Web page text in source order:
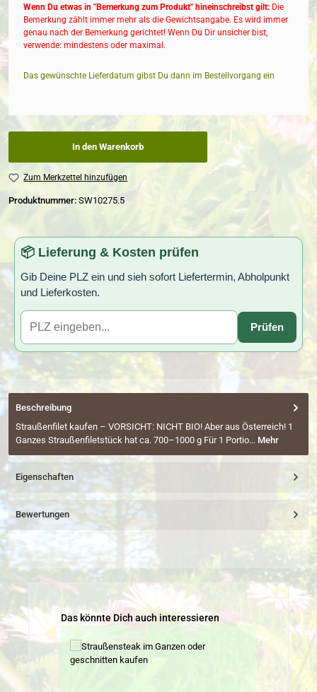
Wenn Du etwas in "Bemerkung zum Produkt" hineinschreibst gilt: Die
Bemerkung zählt immer mehr als die Gewichtsangabe. Es wird immer
genau nach der Bemerkung gerichtet! Wenn Du Dir unsicher bist,
verwende: mindestens oder maximal.
Das gewünschte Lieferdatum gibst Du dann im Bestellvorgang ein
In den Warenkorb
Zum Merkzettel hinzufügen
Produktnummer: SW10275.5
📦 Lieferung & Kosten prüfen
Gib Deine PLZ ein und sieh sofort Liefertermin, Abholpunkt
und Lieferkosten.
Prüfen
Beschreibung
Straußenfilet kaufen – VORSICHT: NICHT BIO! Aber aus Österreich! 1
Ganzes Straußenfiletstück hat ca. 700–1000 g Für 1 Portio… Mehr
Eigenschaften
Bewertungen
Produktgalerie überspringen
Das könnte Dich auch interessieren